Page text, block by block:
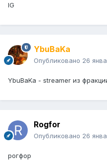
IG
YbuBaKa
Опубликовано 26
YbuBaKa - streamer из
Rogfor
Опубликовано 26
рогфор